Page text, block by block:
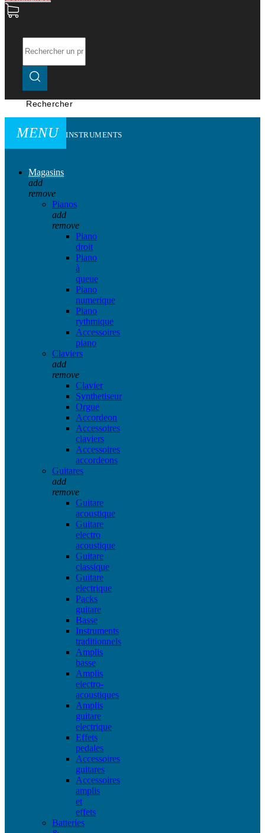
Rechercher
MENU INSTRUMENTS
Magasins
add
remove
Pianos
add
remove
Piano
droit
Piano
à
queue
Piano
numerique
Piano
rythmique
Accessoires
piano
Claviers
add
remove
Clavier
Synthetiseur
Orgue
Accordeon
Accessoires
claviers
Accessoires
accordeons
Guitares
add
remove
Guitare
acoustique
Guitare
electro
acoustique
Guitare
classique
Guitare
electrique
Packs
guitare
Basse
Instruments
traditionnels
Amplis
basse
Amplis
electro-
acoustiques
Amplis
guitare
electrique
Effets
pedales
Accessoires
guitares
Accessoires
amplis
et
effets
Batteries